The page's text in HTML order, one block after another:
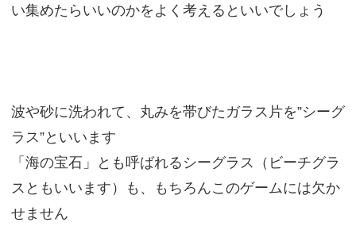
い集めたらいいのかをよく考えるといいでしょう
波や砂に洗われて、丸みを帯びたガラス片を”シーグ
ラス”といいます
「海の宝石」とも呼ばれるシーグラス（ビーチグラ
スともいいます）も、もちろんこのゲームには欠か
せません